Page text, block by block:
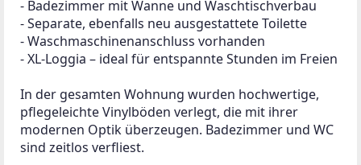
- Badezimmer mit Wanne und Waschtischverbau
- Separate, ebenfalls neu ausgestattete Toilette
- Waschmaschinenanschluss vorhanden
- XL-Loggia – ideal für entspannte Stunden im Freien
In der gesamten Wohnung wurden hochwertige,
pflegeleichte Vinylböden verlegt, die mit ihrer
modernen Optik überzeugen. Badezimmer und WC
sind zeitlos verfliest.